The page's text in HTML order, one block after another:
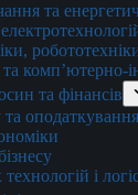
та
комп’ютерно-
та фінансів
та оподаткування
і